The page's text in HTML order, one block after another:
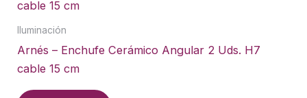
Iluminación
Arnés – Enchufe Cerámico Angular 2 Uds. H7
cable 15 cm